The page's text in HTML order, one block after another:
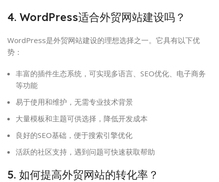
4. WordPress适合外贸网站建设吗？
WordPress是外贸网站建设的理想选择之一。它具有以下优
势：
丰富的插件生态系统，可实现多语言、SEO优化、电子商务
等功能
易于使用和维护，无需专业技术背景
大量模板和主题可供选择，降低开发成本
良好的SEO基础，便于搜索引擎优化
活跃的社区支持，遇到问题可快速获取帮助
5. 如何提高外贸网站的转化率？